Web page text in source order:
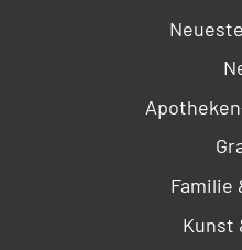
Familie
Kunst